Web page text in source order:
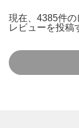
現在、4385件の
レビューを投稿